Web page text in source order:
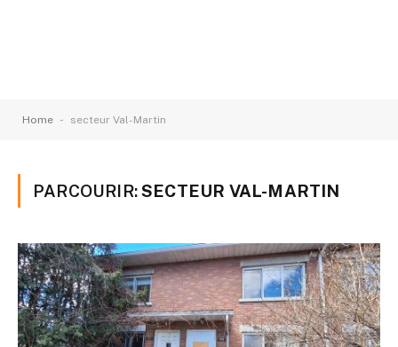
Home - secteur Val-Martin
PARCOURIR:SECTEUR VAL-MARTIN